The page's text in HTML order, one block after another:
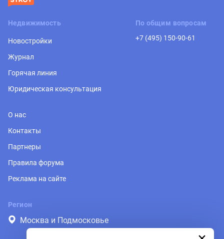
Недвижимость
Новостройки
Журнал
Горячая линия
Юридическая консультация
По общим вопросам
+7 (495) 150-90-61
О нас
Контакты
Партнеры
Правила форума
Реклама на сайте
Регион
Москва и Подмосковье